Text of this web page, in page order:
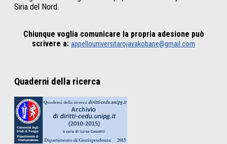
Siria del Nord.
Chiunque voglia comunicare la propria adesione può
scrivere a: appellouniversitarojavakobane@gmail.com
Quaderni della ricerca